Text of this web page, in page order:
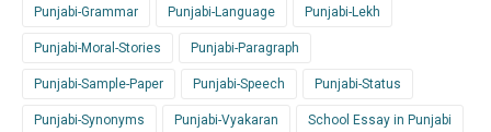
Punjabi-Grammar Punjabi-Language Punjabi-Lekh
Punjabi-Moral-Stories Punjabi-Paragraph
Punjabi-Sample-Paper Punjabi-Speech Punjabi-Status
Punjabi-Synonyms Punjabi-Vyakaran School Essay in Punjabi